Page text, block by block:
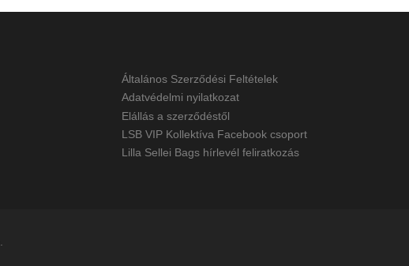
Általános Szerződési Feltételek
Adatvédelmi nyilatkozat
Elállás a szerződéstől
LSB VIP Kollektíva Facebook csoport
Lilla Sellei Bags hírlevél feliratkozás